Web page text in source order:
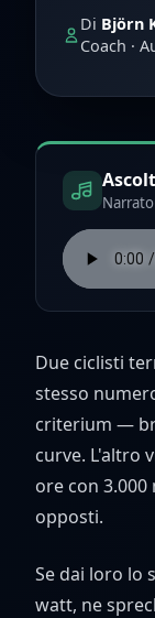
Di Björn
Coach ·
Narrato
Due ciclisti
stesso
criterium —
curve. L'altro
ore con 3.000
opposti.
Se dai loro lo
watt, ne